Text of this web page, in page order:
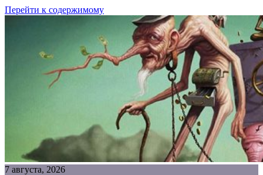
Перейти к содержимому
7 августа, 2026